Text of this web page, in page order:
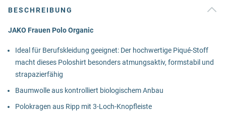
BESCHREIBUNG
JAKO Frauen Polo Organic
Ideal für Berufskleidung geeignet: Der hochwertige Piqué-Stoff
macht dieses Poloshirt besonders atmungsaktiv, formstabil und
strapazierfähig
Baumwolle aus kontrolliert biologischem Anbau
Polokragen aus Ripp mit 3-Loch-Knopfleiste